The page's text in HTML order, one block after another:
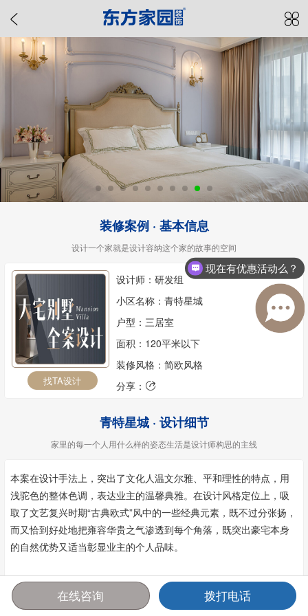
装修案例 · 基本信息
设计一个家就是设计容纳这个家的故事的空间
找TA设计
设计师：研发组
小区名称：青特星城
户型：三居室
面积：120平米以下
装修风格：简欧风格
分享： 
青特星城 · 设计细节
家里的每一个人用什么样的姿态生活是设计师构思的主线
本案在设计手法上，突出了文化人温文尔雅、平和理性的特点，用
浅驼色的整体色调，表达业主的温馨典雅。在设计风格定位上，吸
取了文艺复兴时期“古典欧式”风中的一些经典元素，既不过分张扬，
而又恰到好处地把雍容华贵之气渗透到每个角落，既突出豪宅本身
的自然优势又适当彰显业主的个人品味。
首页 报价 电话 咨询
现在有优惠活动么？
在线咨询 拨打电话